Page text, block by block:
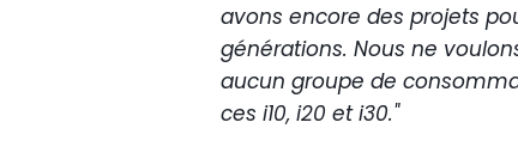
avons encore des projets
générations. Nous ne
aucun groupe de
ces i10, i20 et i30."